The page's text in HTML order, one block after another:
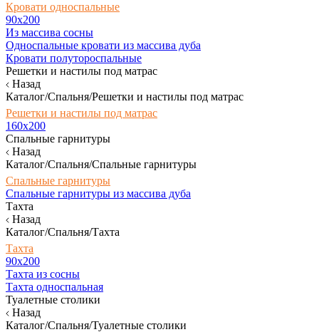
Кровати односпальные
90х200
Из массива сосны
Односпальные кровати из массива дуба
Кровати полутороспальные
Решетки и настилы под матрас
Назад
Каталог/Спальня/Решетки и настилы под матрас
Решетки и настилы под матрас
160х200
Спальные гарнитуры
Назад
Каталог/Спальня/Спальные гарнитуры
Спальные гарнитуры
Спальные гарнитуры из массива дуба
Тахта
Назад
Каталог/Спальня/Тахта
Тахта
90х200
Тахта из сосны
Тахта односпальная
Туалетные столики
Назад
Каталог/Спальня/Туалетные столики